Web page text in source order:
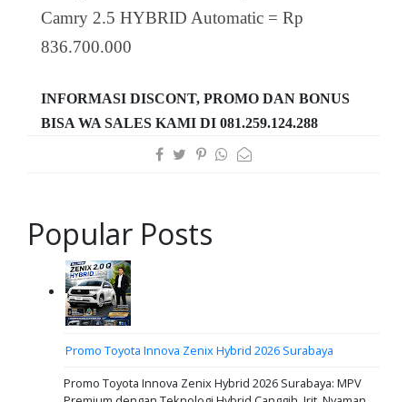
Camry 2.5 HYBRID Automatic = Rp
836.700.000
INFORMASI DISCONT, PROMO DAN BONUS
BISA WA SALES KAMI DI 081.259.124.288
Popular Posts
Promo Toyota Innova Zenix Hybrid 2026 Surabaya
Promo Toyota Innova Zenix Hybrid 2026 Surabaya: MPV